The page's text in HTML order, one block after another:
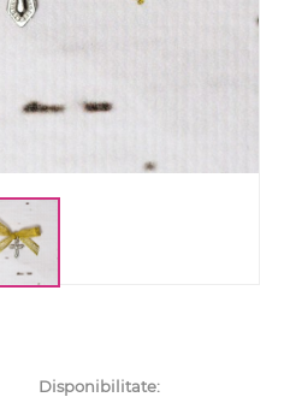
Disponibilitate: